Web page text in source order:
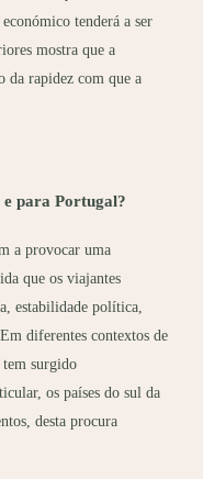
tenderá a ser
mostra que a
da rapidez com que a
para Portugal?
a provocar uma
que os viajantes
estabilidade política,
diferentes contextos de
tem surgido
os países do sul da
desta procura